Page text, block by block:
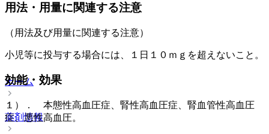
用法・用量に関連する注意
（用法及び用量に関連する注意）
小児等に投与する場合には、１日１０ｍｇを超えないこと。
効能・効果
１）． 本態性高血圧症、腎性高血圧症、腎血管性高血圧
症、悪性高血圧。
ホーム
薬剤情報